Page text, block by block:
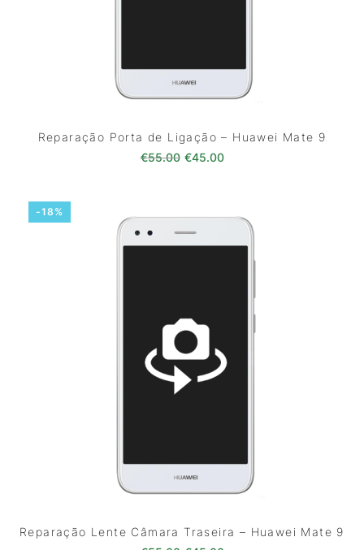
Reparação Porta de Ligação – Huawei Mate 9
€55.00 O preço original era: €55.00.
€45.00O preço atual é:
-18%
Reparação Lente Câmara Traseira – Huawei Mate 9